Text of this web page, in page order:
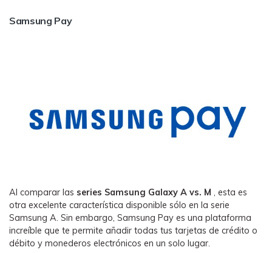
Samsung Pay
Al comparar las series Samsung Galaxy A vs. M , esta es
otra excelente característica disponible sólo en la serie
Samsung A. Sin embargo, Samsung Pay es una plataforma
increíble que te permite añadir todas tus tarjetas de crédito o
débito y monederos electrónicos en un solo lugar.